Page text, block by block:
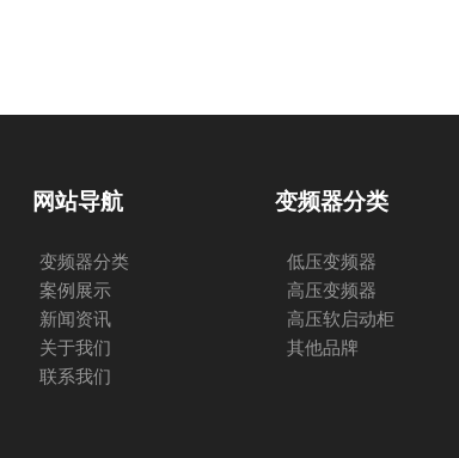
网站导航
变频器分类
案例展示
新闻资讯
关于我们
联系我们
变频器分类
低压变频器
高压变频器
高压软启动柜
其他品牌